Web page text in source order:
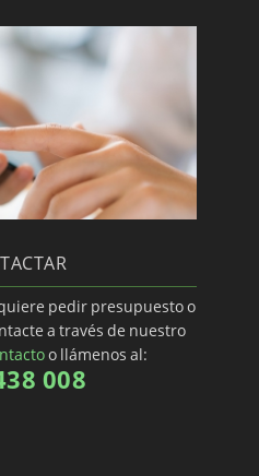
pedir presupuesto o
a través de nuestro
o llámenos al:
008